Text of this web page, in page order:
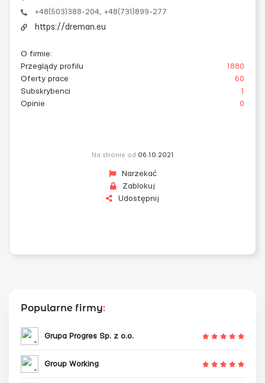
+48(503)388-204, +48(731)899-277
https://dreman.eu
O firmie:
Przeglądy profilu
1880
Oferty prace
60
Subskrybenci
1
Opinie
0
Na stronie od 06.10.2021
Narzekać
Zablokuj
Udostępnij
Popularne firmy:
Grupa Progres Sp. z o.o.
Group Working